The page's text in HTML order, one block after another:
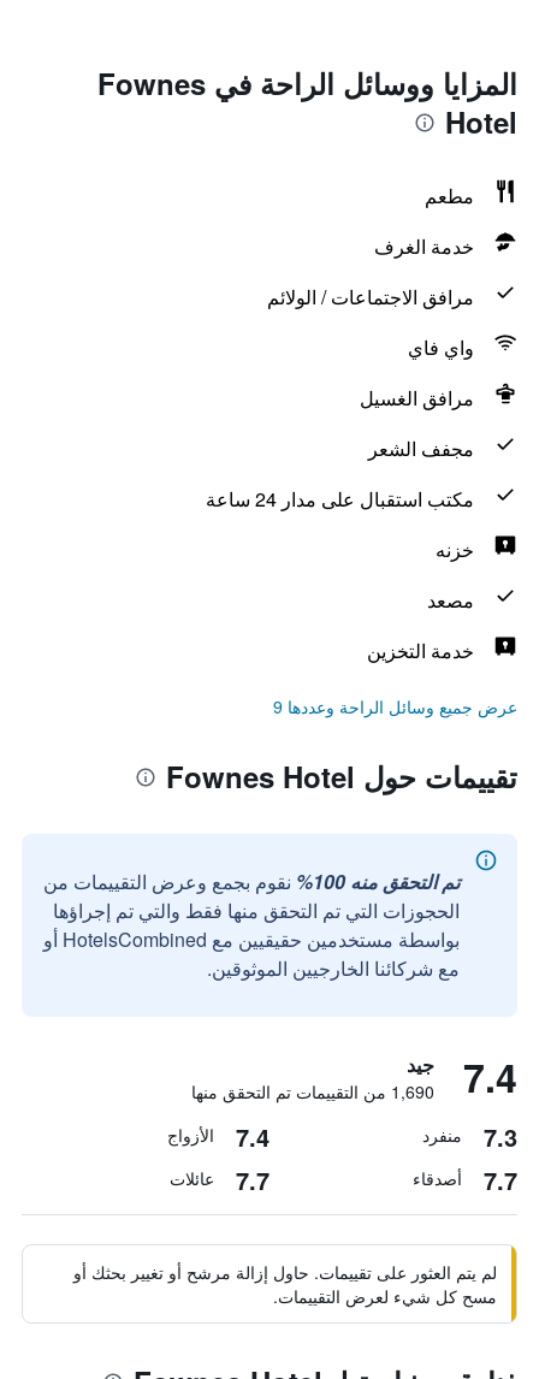
المزايا ووسائل الراحة في Fownes
Hotel
مطعم
خدمة الغرف
مرافق الاجتماعات / الولائم
واي فاي
مرافق الغسيل
مجفف الشعر
مكتب استقبال على مدار 24 ساعة
خزنه
مصعد
خدمة التخزين
عرض جميع وسائل الراحة وعددها 9
تقييمات حول Fownes Hotel
تم التحقق منه 100%
نقوم بجمع وعرض التقييمات من
الحجوزات التي تم التحقق منها فقط والتي تم إجراؤها
بواسطة مستخدمين حقيقيين مع HotelsCombined أو
مع شركائنا الخارجيين الموثوقين.
7.4 جيد
1,690 من التقييمات تم التحقق منها
7.3 منفرد 7.4 الأزواج
7.7 أصدقاء 7.7 عائلات
لم يتم العثور على تقييمات. حاول إزالة مرشح أو تغيير بحثك أو
مسح كل شيء لعرض التقييمات.